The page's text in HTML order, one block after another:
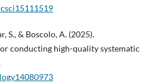
S., & Boscolo, A. (2025).
conducting high-quality systematic